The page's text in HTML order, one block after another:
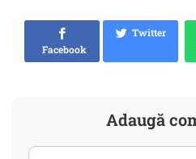
Facebook
Twitter
Adaugă